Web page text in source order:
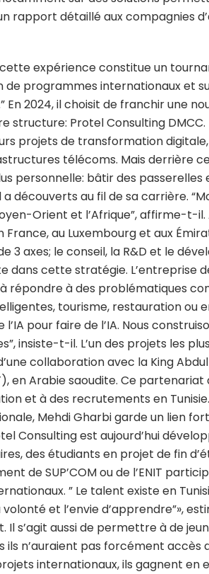
rapport détaillé aux compagnies
expérience constitue un
de programmes internationaux et
En 2024, il choisit de franchir une
structure: Protel Consulting
projets de transformation
télécoms. Mais derrière
personnelle: bâtir des
a découverts au fil de sa carrière.
Orient et l’Afrique”, affirme-t-
France, au Luxembourg et aux
3 axes; le conseil, la R&D et le
dans cette stratégie. L’entreprise
répondre à des problématiques
tourisme, restauration ou
pour faire de l’IA. Nous
insiste-t-il. L’un des projets les
collaboration avec la King
en Arabie saoudite. Ce
et à des recrutements en
Mehdi Gharbi garde un lien
Consulting est aujourd’hui
des étudiants en projet de fin
de SUP’COM ou de l’ENIT
” Le talent existe en
et l’envie d’apprendre”»,
s’agit aussi de permettre à de
ils n’auraient pas forcément accès
internationaux, ils gagnent en